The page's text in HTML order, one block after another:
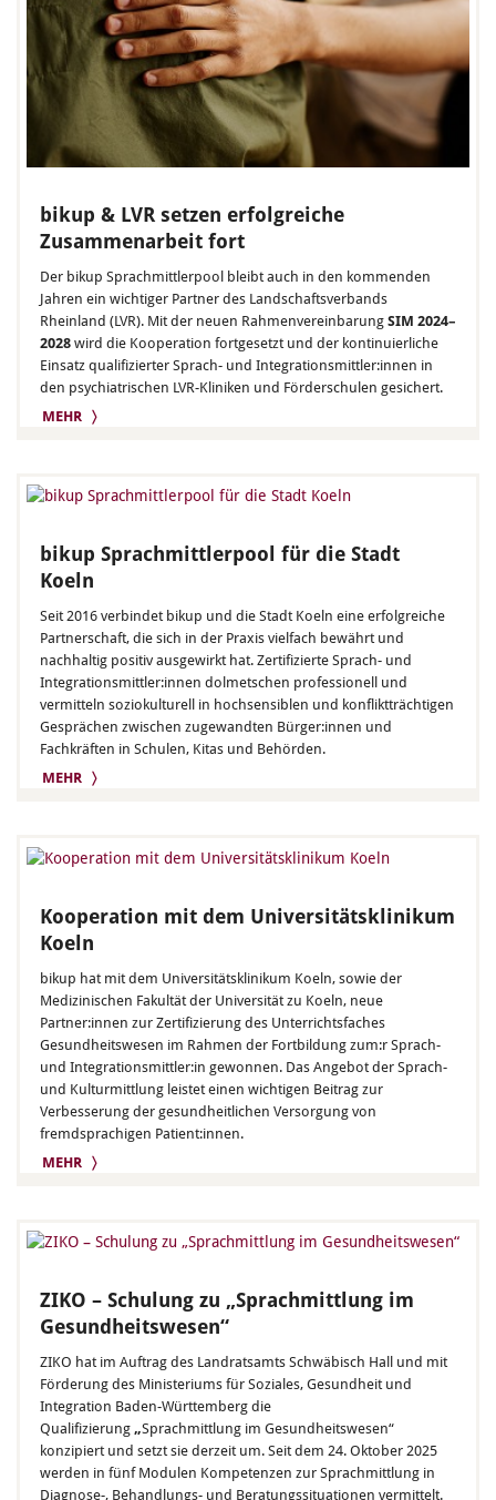
bikup & LVR setzen erfolgreiche
Zusammenarbeit fort
Der bikup Sprachmittlerpool bleibt auch in den kommenden
Jahren ein wichtiger Partner des Landschaftsverbands
Rheinland (LVR). Mit der neuen RahmenvereinbarungSIM 2024–
2028wird die Kooperation fortgesetzt und der kontinuierliche
Einsatz qualifizierter Sprach- und Integrationsmittler:innen in
den psychiatrischen LVR-Kliniken und Förderschulen gesichert.
MEHR 〉
bikup Sprachmittlerpool für die Stadt
Koeln
Seit 2016 verbindet bikup und die Stadt Koeln eine erfolgreiche
Partnerschaft, die sich in der Praxis vielfach bewährt und
nachhaltig positiv ausgewirkt hat. Zertifizierte Sprach- und
Integrationsmittler:innen dolmetschen professionell und
vermitteln soziokulturell in hochsensiblen und konfliktträchtigen
Gesprächen zwischen zugewandten Bürger:innen und
Fachkräften in Schulen, Kitas und Behörden.
MEHR 〉
Kooperation mit dem Universitätsklinikum
Koeln
bikup hat mit dem Universitätsklinikum Koeln, sowie der
Medizinischen Fakultät der Universität zu Koeln, neue
Partner:innen zur Zertifizierung des Unterrichtsfaches
Gesundheitswesen im Rahmen der Fortbildung zum:r Sprach-
und Integrationsmittler:in gewonnen. Das Angebot der Sprach-
und Kulturmittlung leistet einen wichtigen Beitrag zur
Verbesserung der gesundheitlichen Versorgung von
fremdsprachigen Patient:innen.
MEHR 〉
ZIKO – Schulung zu „Sprachmittlung im
Gesundheitswesen“
ZIKO hat im Auftrag des Landratsamts Schwäbisch Hall und mit
Förderung des Ministeriums für Soziales, Gesundheit und
Integration Baden-Württemberg die
Qualifizierung„Sprachmittlung im Gesundheitswesen“
konzipiert und setzt sie derzeit um. Seit dem 24. Oktober 2025
werden in fünf Modulen Kompetenzen zur Sprachmittlung in
Diagnose-, Behandlungs- und Beratungssituationen vermittelt.